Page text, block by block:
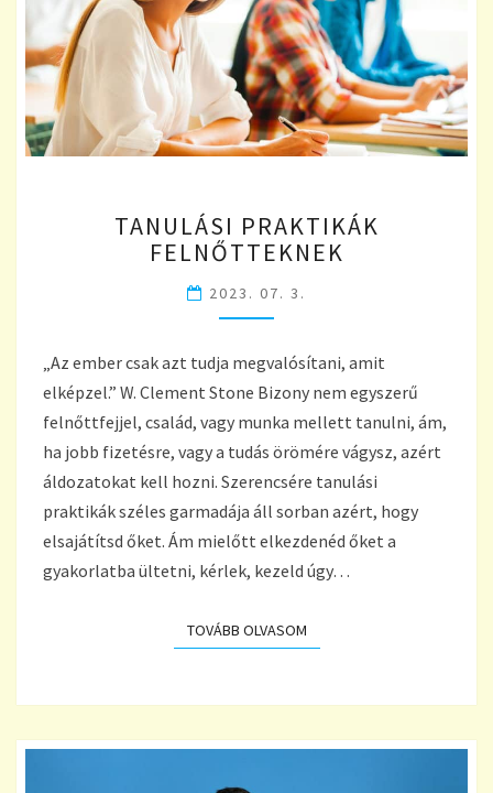
PRAKTIKÁK
FELNŐTTEKNEK
TANULÁSI PRAKTIKÁK
FELNŐTTEKNEK
2023. 07. 3.
„Az ember csak azt tudja megvalósítani, amit
elképzel.” W. Clement Stone Bizony nem egyszerű
felnőttfejjel, család, vagy munka mellett tanulni, ám,
ha jobb fizetésre, vagy a tudás örömére vágysz, azért
áldozatokat kell hozni. Szerencsére tanulási
praktikák széles garmadája áll sorban azért, hogy
elsajátítsd őket. Ám mielőtt elkezdenéd őket a
gyakorlatba ültetni, kérlek, kezeld úgy…
TOVÁBB OLVASOMTOVÁBB OLVASOM